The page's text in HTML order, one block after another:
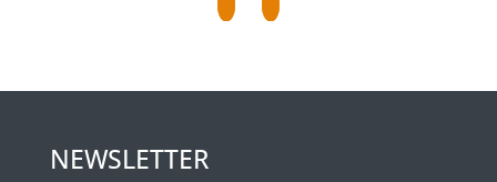
NEWSLETTER